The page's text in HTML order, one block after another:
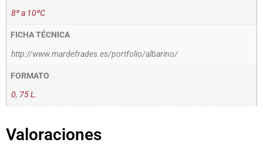
8º a 10ºC
FICHA TÉCNICA
http://www.mardefrades.es/portfolio/albarino/
FORMATO
0, 75 L.
Valoraciones